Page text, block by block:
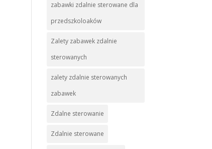
zabawki zdalnie sterowane dla
przedszkoloaków
Zalety zabawek zdalnie
sterowanych
zalety zdalnie sterowanych
zabawek
Zdalne sterowanie
Zdalnie sterowane